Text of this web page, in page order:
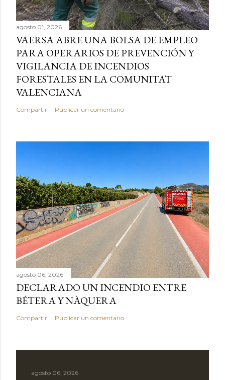
agosto 01, 2026
VAERSA ABRE UNA BOLSA DE EMPLEO
PARA OPERARIOS DE PREVENCIÓN Y
VIGILANCIA DE INCENDIOS
FORESTALES EN LA COMUNITAT
VALENCIANA
Compartir Publicar un comentario
agosto 06, 2026
DECLARADO UN INCENDIO ENTRE
BÉTERA Y NÀQUERA
Compartir Publicar un comentario
agosto 06, 2026